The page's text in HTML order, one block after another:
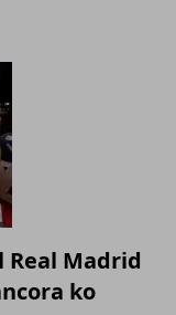
Real Madrid
ko